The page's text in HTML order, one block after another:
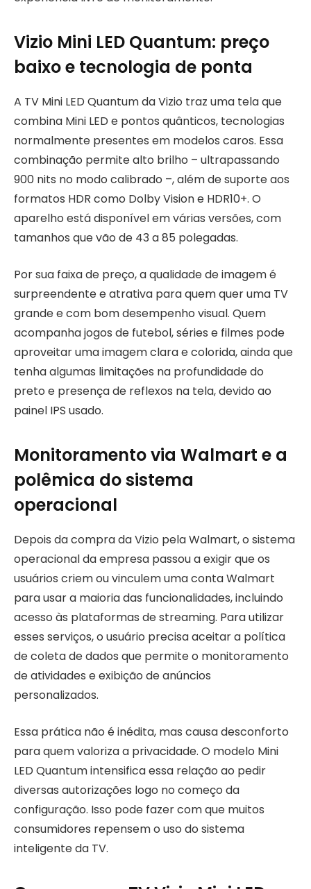
Vizio Mini LED Quantum: preço
baixo e tecnologia de ponta
A TV Mini LED Quantum da Vizio traz uma tela que
combina Mini LED e pontos quânticos, tecnologias
normalmente presentes em modelos caros. Essa
combinação permite alto brilho – ultrapassando
900 nits no modo calibrado –, além de suporte aos
formatos HDR como Dolby Vision e HDR10+. O
aparelho está disponível em várias versões, com
tamanhos que vão de 43 a 85 polegadas.
Por sua faixa de preço, a qualidade de imagem é
surpreendente e atrativa para quem quer uma TV
grande e com bom desempenho visual. Quem
acompanha jogos de futebol, séries e filmes pode
aproveitar uma imagem clara e colorida, ainda que
tenha algumas limitações na profundidade do
preto e presença de reflexos na tela, devido ao
painel IPS usado.
Monitoramento via Walmart e a
polêmica do sistema
operacional
Depois da compra da Vizio pela Walmart, o sistema
operacional da empresa passou a exigir que os
usuários criem ou vinculem uma conta Walmart
para usar a maioria das funcionalidades, incluindo
acesso às plataformas de streaming. Para utilizar
esses serviços, o usuário precisa aceitar a política
de coleta de dados que permite o monitoramento
de atividades e exibição de anúncios
personalizados.
Essa prática não é inédita, mas causa desconforto
para quem valoriza a privacidade. O modelo Mini
LED Quantum intensifica essa relação ao pedir
diversas autorizações logo no começo da
configuração. Isso pode fazer com que muitos
consumidores repensem o uso do sistema
inteligente da TV.